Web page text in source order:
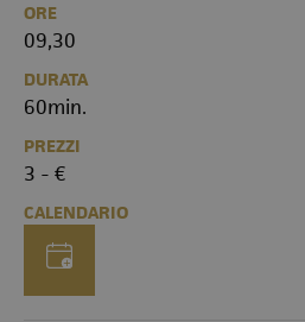
ORE
09,30
DURATA
60min.
PREZZI
3 - €
CALENDARIO